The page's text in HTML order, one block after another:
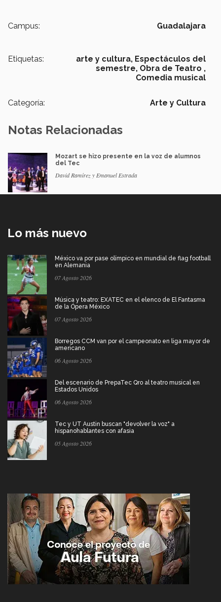
Campus: Guadalajara
Etiquetas: arte y cultura, Espectáculos del
semestre, Obra de Teatro ,
Comedia musical
Categoría: Arte y Cultura
Notas Relacionadas
Mozart se hizo presente en la voz de alumnos
del Tec
David Ramírez y Emanuel Estrada
Lo más nuevo
México va por pase olímpico en mundial de flag football
en Alemania
07 Agosto 2026
Música y teatro: EXATEC en el elenco de El Fantasma
de la Ópera México
07 Agosto 2026
Borregos CCM van por el campeonato en liga mayor de
americano
06 Agosto 2026
Del escenario de PrepaTec Qro al teatro musical en
Estados Unidos
06 Agosto 2026
Tec y UT Austin buscan "devolver la voz" a
hispanohablantes con afasia
05 Agosto 2026